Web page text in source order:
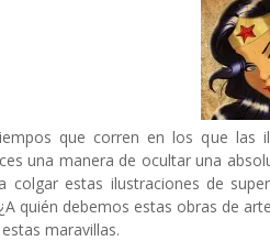
que corren en los que las
una manera de ocultar una
colgar estas ilustraciones de
quién debemos estas obras de
maravillas.